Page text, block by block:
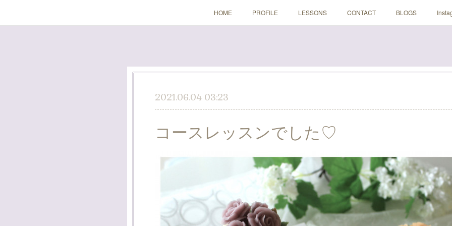
HOME PROFILE LESSONS CONTACT BLOGS
2021.06.04 03:23
コースレッスンでした♡